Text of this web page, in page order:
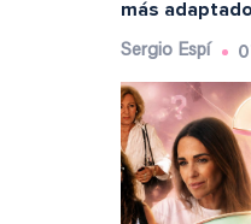
más adaptado
Sergio Espí